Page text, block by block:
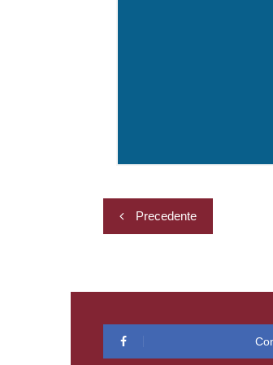
Navigazione
articoli
Precedente